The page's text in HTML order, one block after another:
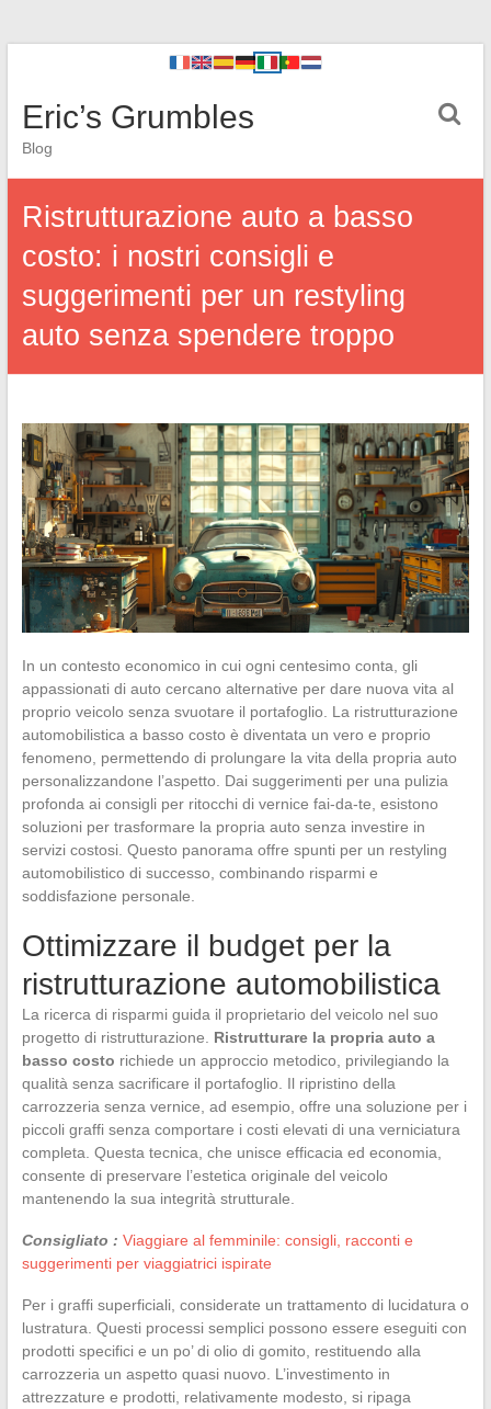
Eric’s Grumbles
Blog
Ristrutturazione auto a basso
costo: i nostri consigli e
suggerimenti per un restyling
auto senza spendere troppo
In un contesto economico in cui ogni centesimo conta, gli
appassionati di auto cercano alternative per dare nuova vita al
proprio veicolo senza svuotare il portafoglio. La ristrutturazione
automobilistica a basso costo è diventata un vero e proprio
fenomeno, permettendo di prolungare la vita della propria auto
personalizzandone l’aspetto. Dai suggerimenti per una pulizia
profonda ai consigli per ritocchi di vernice fai-da-te, esistono
soluzioni per trasformare la propria auto senza investire in
servizi costosi. Questo panorama offre spunti per un restyling
automobilistico di successo, combinando risparmi e
soddisfazione personale.
Ottimizzare il budget per la
ristrutturazione automobilistica
La ricerca di risparmi guida il proprietario del veicolo nel suo
progetto di ristrutturazione. Ristrutturare la propria auto a
basso costo richiede un approccio metodico, privilegiando la
qualità senza sacrificare il portafoglio. Il ripristino della
carrozzeria senza vernice, ad esempio, offre una soluzione per i
piccoli graffi senza comportare i costi elevati di una verniciatura
completa. Questa tecnica, che unisce efficacia ed economia,
consente di preservare l’estetica originale del veicolo
mantenendo la sua integrità strutturale.
Consigliato : Viaggiare al femminile: consigli, racconti e
suggerimenti per viaggiatrici ispirate
Per i graffi superficiali, considerate un trattamento di lucidatura o
lustratura. Questi processi semplici possono essere eseguiti con
prodotti specifici e un po’ di olio di gomito, restituendo alla
carrozzeria un aspetto quasi nuovo. L’investimento in
attrezzature e prodotti, relativamente modesto, si ripaga